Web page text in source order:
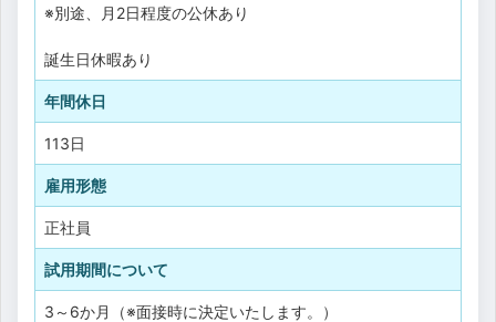
※別途、月2日程度の公休あり
誕生日休暇あり
年間休日
113日
雇用形態
正社員
試用期間について
3～6か月（※面接時に決定いたします。）